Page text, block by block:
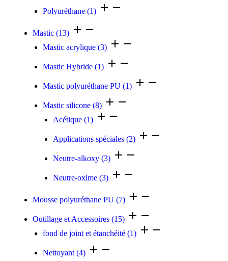
Polyuréthane (1)
Mastic (13)
Mastic acrylique (3)
Mastic Hybride (1)
Mastic polyuréthane PU (1)
Mastic silicone (8)
Acétique (1)
Applications spéciales (2)
Neutre-alkoxy (3)
Neutre-oxime (3)
Mousse polyuréthane PU (7)
Outillage et Accessoires (15)
fond de joint et étanchéité (1)
Nettoyant (4)